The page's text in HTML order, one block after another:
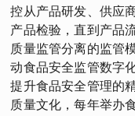
控从产品研发、供应
产品检验，直到产品
质量监管分离的监管
动食品安全监管数字
提升食品安全管理的
质量文化，每年举办